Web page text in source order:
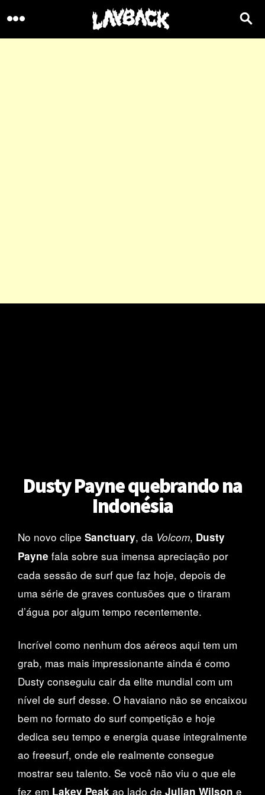
Dusty Payne quebrando na
Indonésia
No novo clipe Sanctuary, da Volcom, Dusty
Payne fala sobre sua imensa apreciação por
cada sessão de surf que faz hoje, depois de
uma série de graves contusões que o tiraram
d’água por algum tempo recentemente.
Incrível como nenhum dos aéreos aqui tem um
grab, mas mais impressionante ainda é como
Dusty conseguiu cair da elite mundial com um
nível de surf desse. O havaiano não se encaixou
bem no formato do surf competição e hoje
dedica seu tempo e energia quase integralmente
ao freesurf, onde ele realmente consegue
mostrar seu talento. Se você não viu o que ele
fez em Lakey Peak ao lado de Julian Wilson e